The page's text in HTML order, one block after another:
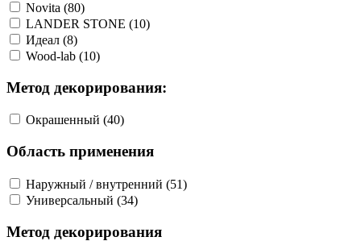
Novita (80)
LANDER STONE (10)
Идеал (8)
Wood-lab (10)
Метод декорирования:
Окрашенный (40)
Область применения
Наружный / внутренний (51)
Универсальный (34)
Метод декорирования